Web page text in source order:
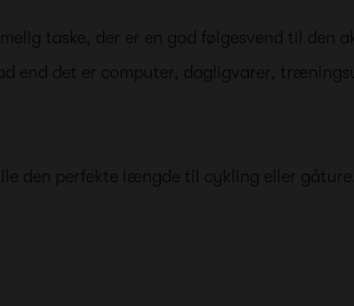
taske, der er en god følgesvend til den
end det er computer, dagligvarer,
den perfekte længde til cykling eller gåture.